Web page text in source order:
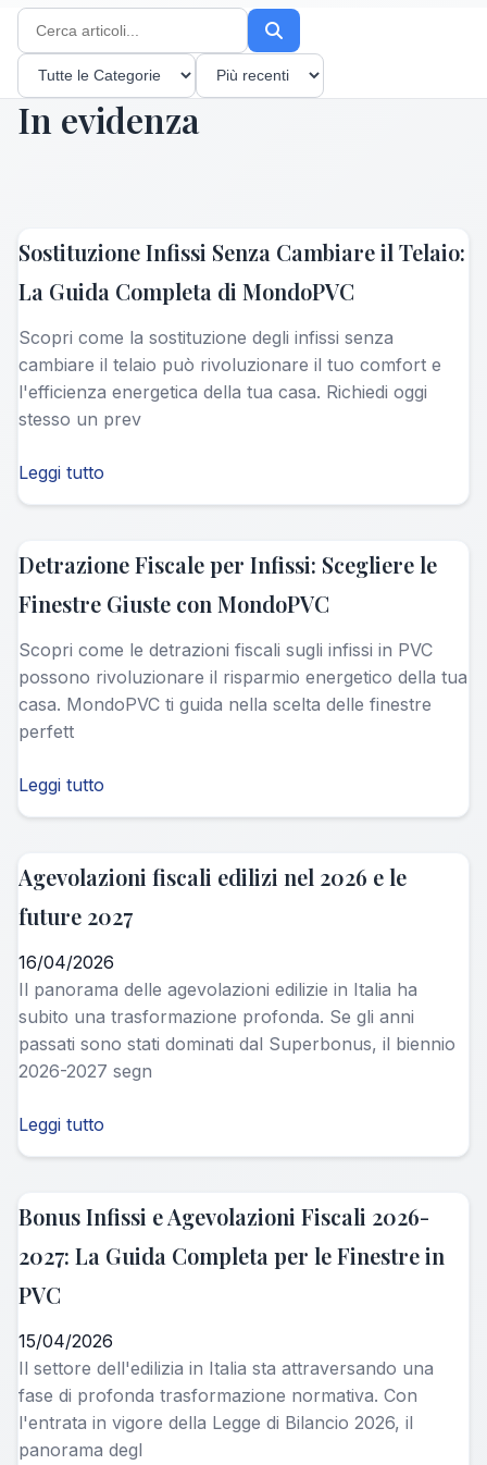
Finestre PVC
Guide complete
Porte Sicure
Consigli pratici
In evidenza
Sostituzione Infissi Senza Cambiare il Telaio:
La Guida Completa di MondoPVC
Scopri come la sostituzione degli infissi senza
cambiare il telaio può rivoluzionare il tuo comfort e
l'efficienza energetica della tua casa. Richiedi oggi
stesso un prev
Leggi tutto
Detrazione Fiscale per Infissi: Scegliere le
Finestre Giuste con MondoPVC
Scopri come le detrazioni fiscali sugli infissi in PVC
possono rivoluzionare il risparmio energetico della tua
casa. MondoPVC ti guida nella scelta delle finestre
perfett
Leggi tutto
Agevolazioni fiscali edilizi nel 2026 e le
future 2027
16/04/2026
Il panorama delle agevolazioni edilizie in Italia ha
subito una trasformazione profonda. Se gli anni
passati sono stati dominati dal Superbonus, il biennio
2026-2027 segn
Leggi tutto
Bonus Infissi e Agevolazioni Fiscali 2026-
2027: La Guida Completa per le Finestre in
PVC
15/04/2026
Il settore dell'edilizia in Italia sta attraversando una
fase di profonda trasformazione normativa. Con
l'entrata in vigore della Legge di Bilancio 2026, il
panorama degl